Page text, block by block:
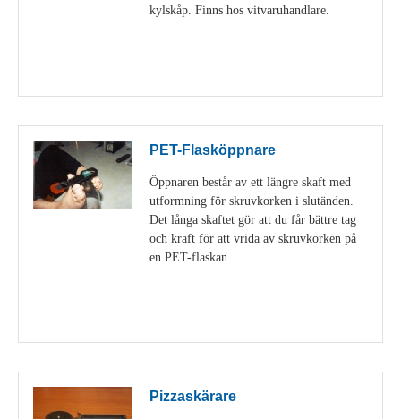
kylskåp. Finns hos vitvaruhandlare.
PET-Flasköppnare
Öppnaren består av ett längre skaft med
utformning för skruvkorken i slutänden.
Det långa skaftet gör att du får bättre tag
och kraft för att vrida av skruvkorken på
en PET-flaskan.
Pizzaskärare